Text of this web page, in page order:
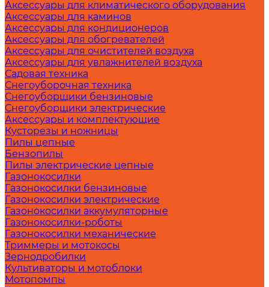
Аксессуары для климатического оборудования
Аксессуары для каминов
Аксессуары для кондиционеров
Аксессуары для обогревателей
Аксессуары для очистителей воздуха
Аксессуары для увлажнителей воздуха
Садовая техника
Снегоуборочная техника
Снегоуборщики бензиновые
Снегоуборщики электрические
Аксессуары и комплектующие
Кусторезы и ножницы
Пилы цепные
Бензопилы
Пилы электрические цепные
Газонокосилки
Газонокосилки бензиновые
Газонокосилки электрические
Газонокосилки аккумуляторные
Газонокосилки-роботы
Газонокосилки механические
Триммеры и мотокосы
Зернодробилки
Культиваторы и мотоблоки
Мотопомпы